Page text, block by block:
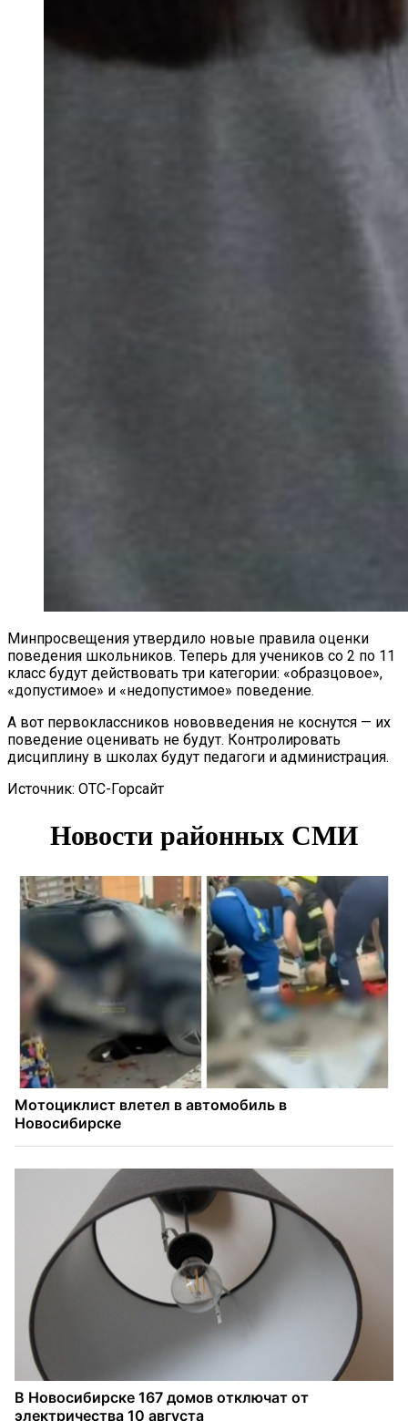
Минпросвещения утвердило новые правила оценки
поведения школьников. Теперь для учеников со 2 по 11
класс будут действовать три категории: «образцовое»,
«допустимое» и «недопустимое» поведение.
А вот первоклассников нововведения не коснутся — их
поведение оценивать не будут. Контролировать
дисциплину в школах будут педагоги и администрация.
Источник: ОТС-Горсайт